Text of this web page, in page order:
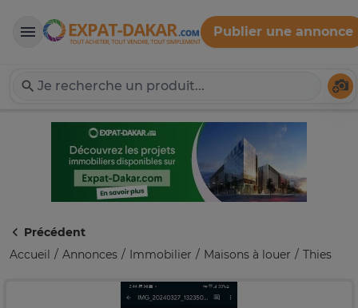
Expat-Dakar
Publier une annonce
Précédent
Accueil
Annonces Immobilier Maisons à louer Thies